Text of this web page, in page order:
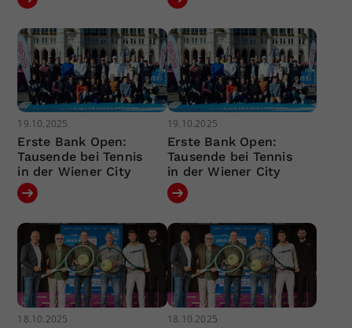
19.10.2025
Erste Bank Open:
Tausende bei Tennis
in der Wiener City
19.10.2025
Erste Bank Open:
Tausende bei Tennis
in der Wiener City
18.10.2025 18.10.2025